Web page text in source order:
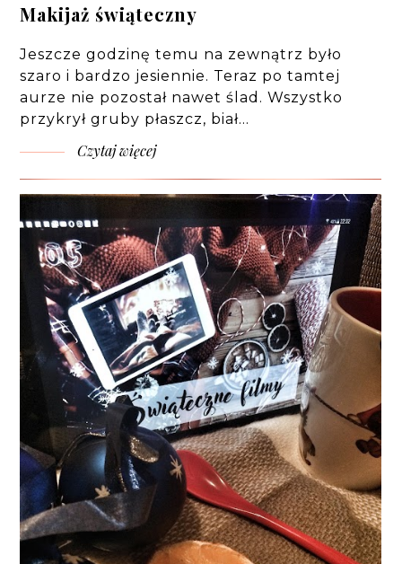
Makijaż świąteczny
Jeszcze godzinę temu na zewnątrz było
szaro i bardzo jesiennie. Teraz po tamtej
aurze nie pozostał nawet ślad. Wszystko
przykrył gruby płaszcz, biał…
Czytaj więcej